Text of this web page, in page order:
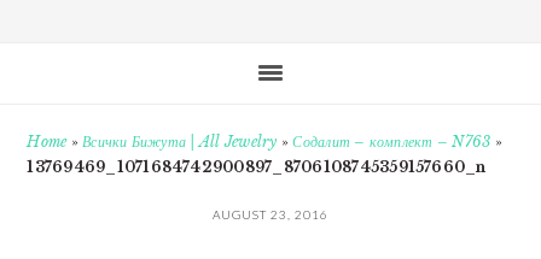
Home»Всички Бижута | All Jewelry »Содалит – комплект – N763 »
13769469_1071684742900897_8706108745359157660_n
AUGUST 23, 2016